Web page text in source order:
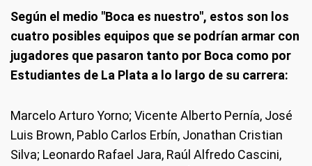
Según el medio "Boca es nuestro", estos son los
cuatro posibles equipos que se podrían armar con
jugadores que pasaron tanto por Boca como por
Estudiantes de La Plata a lo largo de su carrera:
Marcelo Arturo Yorno; Vicente Alberto Pernía, José
Luis Brown, Pablo Carlos Erbín, Jonathan Cristian
Silva; Leonardo Rafael Jara, Raúl Alfredo Cascini,